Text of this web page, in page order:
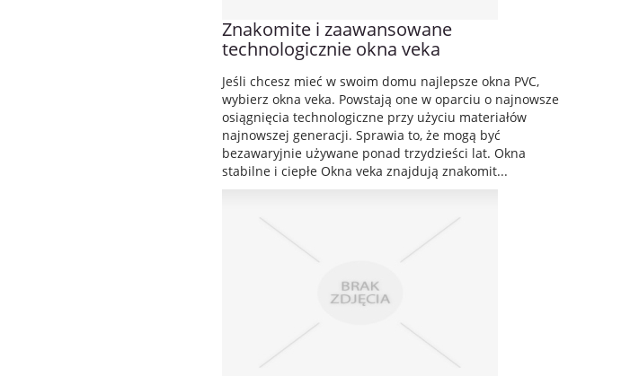
Znakomite i zaawansowane
technologicznie okna veka
Jeśli chcesz mieć w swoim domu najlepsze okna PVC,
wybierz okna veka. Powstają one w oparciu o najnowsze
osiągnięcia technologiczne przy użyciu materiałów
najnowszej generacji. Sprawia to, że mogą być
bezawaryjnie używane ponad trzydzieści lat. Okna
stabilne i ciepłe Okna veka znajdują znakomit...